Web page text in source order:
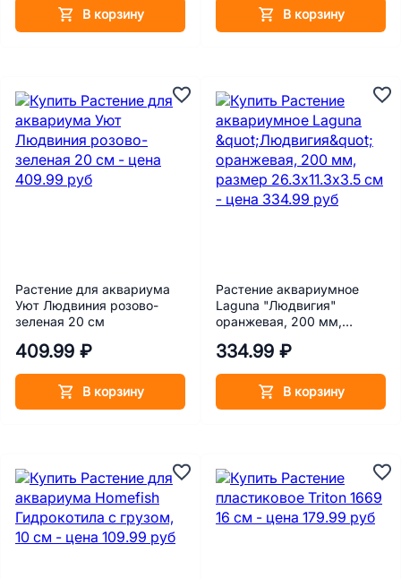
В корзину В корзину
Растение для аквариума
Уют Людвиния розово-
зеленая 20 см
409.99 ₽
В корзину
Растение аквариумное
Laguna "Людвигия"
оранжевая, 200 мм,
334.99 ₽
В корзину